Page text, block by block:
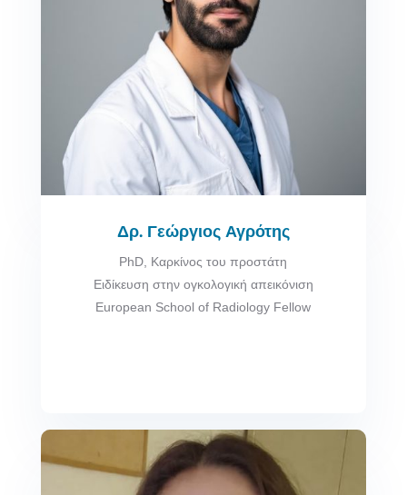
Δρ. Γεώργιος Αγρότης
PhD, Καρκίνος του προστάτη
Ειδίκευση στην ογκολογική απεικόνιση
European School of Radiology Fellow